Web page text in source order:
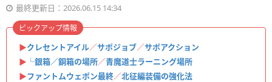
最終更新日：2026.06.15 14:34
▶クレセントアイル／サポジョブ／サポアクション
▶ └銀箱／銅箱の場所／青魔道士ラーニング場所
▶ファントムウェポン最終／北征編装備の強化法
ピックアップ情報